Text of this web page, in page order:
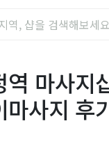
역 마사지
마사지 후